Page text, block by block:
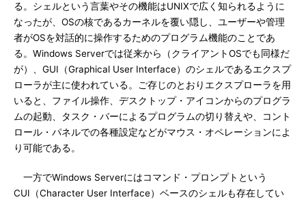
る。シェルという言葉やその機能はUNIXで広く知られるように
なったが、OSの核であるカーネルを覆い隠し、ユーザーや管理
者がOSを対話的に操作するためのプログラム機能のことであ
る。Windows Serverでは従来から（クライアントOSでも同様だ
が）、GUI（Graphical User Interface）のシェルであるエクスプ
ローラが主に使われている。ご存じのとおりエクスプローラを用
いると、ファイル操作、デスクトップ・アイコンからのプログラ
ムの起動、タスク・バーによるプログラムの切り替えや、コント
ロール・パネルでの各種設定などがマウス・オペレーションによ
り可能である。
一方でWindows Serverにはコマンド・プロンプトという
CUI（Character User Interface）ベースのシェルも存在してい